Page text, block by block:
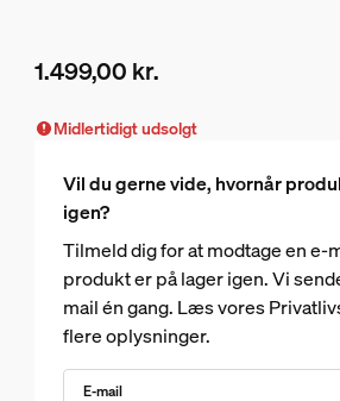
1.499,00 kr.
Midlertidigt udsolgt
Vil du gerne vide, hvornår
igen?
Tilmeld dig for at modtage en e-
produkt er på lager igen. Vi
mail én gang. Læs vores
flere oplysninger.
E-mail